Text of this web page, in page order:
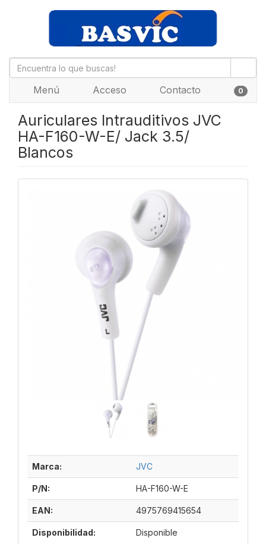
Menú Acceso Contacto 0
Auriculares Intrauditivos JVC
HA-F160-W-E/ Jack 3.5/
Blancos
Marca: JVC
P/N: HA-F160-W-E
EAN: 4975769415654
Disponibilidad: Disponible